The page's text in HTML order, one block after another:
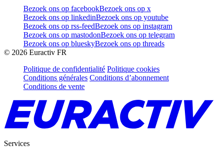
Bezoek ons op facebookBezoek ons op x
Bezoek ons op linkedinBezoek ons op youtube
Bezoek ons op rss-feedBezoek ons op instagram
Bezoek ons op mastodonBezoek ons op telegram
Bezoek ons op blueskyBezoek ons op threads
© 2026 Euractiv FR
Politique de confidentialité Politique cookies
Conditions générales Conditions d’abonnement
Conditions de vente
Services